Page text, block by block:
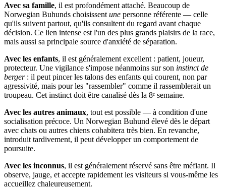
Avec sa famille, il est profondément attaché. Beaucoup de
Norwegian Buhunds choisissent une personne référente — celle
qu'ils suivent partout, qu'ils consultent du regard avant chaque
décision. Ce lien intense est l'un des plus grands plaisirs de la race,
mais aussi sa principale source d'anxiété de séparation.
Avec les enfants, il est généralement excellent : patient, joueur,
protecteur. Une vigilance s'impose néanmoins sur son instinct de
berger: il peut pincer les talons des enfants qui courent, non par
agressivité, mais pour les "rassembler" comme il rassemblerait un
troupeau. Cet instinct doit être canalisé dès la 8ᵉ semaine.
Avec les autres animaux, tout est possible — à condition d'une
socialisation précoce. Un Norwegian Buhund élevé dès le départ
avec chats ou autres chiens cohabitera très bien. En revanche,
introduit tardivement, il peut développer un comportement de
poursuite.
Avec les inconnus, il est généralement réservé sans être méfiant. Il
observe, jauge, et accepte rapidement les visiteurs si vous-même les
accueillez chaleureusement.